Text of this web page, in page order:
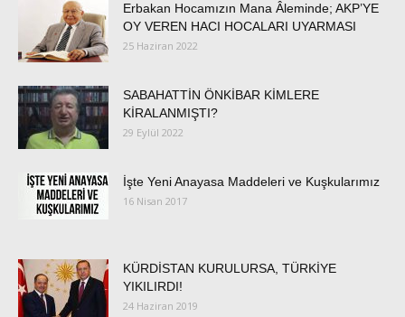
Erbakan Hocamızın Mana Âleminde; AKP’YE
OY VEREN HACI HOCALARI UYARMASI
25 Haziran 2022
SABAHATTİN ÖNKİBAR KİMLERE
KİRALANMIŞTI?
29 Eylül 2022
İşte Yeni Anayasa Maddeleri ve Kuşkularımız
16 Nisan 2017
KÜRDİSTAN KURULURSA, TÜRKİYE
YIKILIRDI!
24 Haziran 2019